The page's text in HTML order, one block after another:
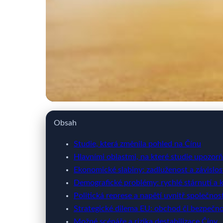
Studie odhaluje:
reagovat?
Obsah
Studie, která změnila pohled na Čínu
Hlavními oblastmi, na které studie
Ekonomické slabiny: zadluženost a
Demografické problémy: rychlé stárnutí a
Politická represe a napětí uvnitř
Strategické dilema EU: obchod či